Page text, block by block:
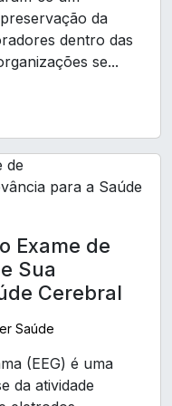
Ocupacional
Trabalho
a Saúde
a Saúde
Profissional
ao Trabalho
e Eficaz
Ocupacional
Trabalho
Um Pilar
ppp
para empresa
NR 35
nr17
nr17
da
dentro das
se...
Exame de
Sua
Cerebral
Saúde
(EEG) é uma
da atividade